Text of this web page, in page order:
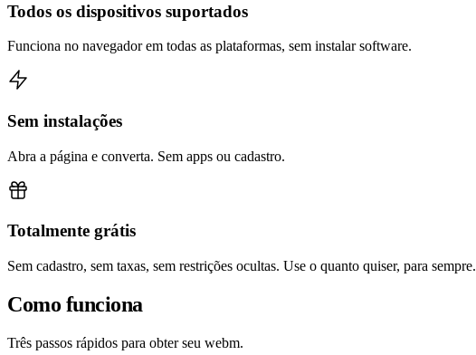
Todos os dispositivos suportados
Funciona no navegador em todas as plataformas, sem instalar software.
Sem instalações
Abra a página e converta. Sem apps ou cadastro.
Totalmente grátis
Sem cadastro, sem taxas, sem restrições ocultas. Use o quanto quiser, para sempre.
Como funciona
Três passos rápidos para obter seu webm.